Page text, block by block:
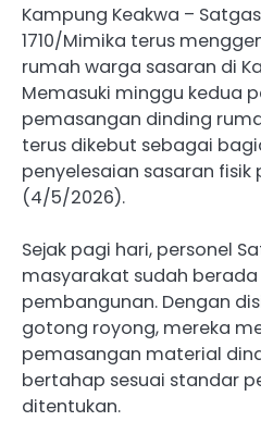
Kampung Keakwa –
1710/Mimika terus
rumah warga sasaran di
Memasuki minggu kedua
pemasangan dinding
terus dikebut sebagai
penyelesaian sasaran fisik
(4/5/2026).
Sejak pagi hari, personel
masyarakat sudah berada
pembangunan. Dengan
gotong royong, mereka
pemasangan material
bertahap sesuai standar
ditentukan.